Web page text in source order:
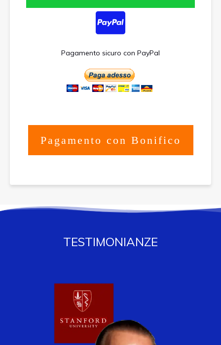
Pagamento sicuro con PayPal
Pagamento con Bonifico
TESTIMONIANZE